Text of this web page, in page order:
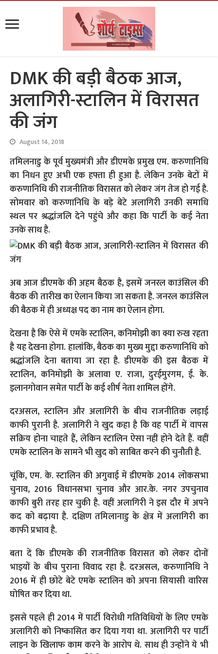
DMK की बड़ी बैठक आज,
अलागिरी-स्टालिन में विरासत
की जंग
August 14, 2018
तमिलनाडु के पूर्व मुख्यमंत्री और डीएमके प्रमुख एम. करुणानिधि
का निधन हुए अभी एक हफ्ता ही हुआ है. लेकिन उनके बेटों में
करुणानिधि की राजनीतिक विरासत को लेकर जंग तेज हो गई है.
सोमवार को करुणानिधि के बड़े बेटे अलागिरी उनकी समाधि
स्थल पर श्रद्धांजलि देने पहुंचे और कहा कि पार्टी के कई नेता
उनके साथ है.
अब आज डीएमके की अहम बैठक है, इसमें जनरल काउंसिल की
बैठक की तारीख का ऐलान किया जा सकता है. जनरल काउंसिल
की बैठक में ही अध्यक्ष पद का नाम का ऐलान होगा.
देखना है कि ऐसे में एमके स्टालिन, कनिमोझी का क्या रुख रहता
है यह देखना होगा. हालांकि, बैठक का मुख्य मुद्दा करुणानिधि को
श्रद्धांजलि देना बताया जा रहा है. डीएमके की इस बैठक में
स्टालिन, कनिमोझी के अलावा ए. राजा, दुरईमुरगम, ई. के.
इलानगोवान समेत पार्टी के कई शीर्ष नेता शामिल होंगे.
दरअसल, स्टालिन और अलागिरी के बीच राजनीतिक लड़ाई
काफी पुरानी है. अलागिरी ने खुद कहा है कि वह पार्टी में वापस
सक्रिय होना चाहते हैं, लेकिन स्टालिन ऐसा नहीं होने देते हैं. वहीं
एमके स्टालिन के सामने भी खुद को साबित करने की चुनौती है.
चूंकि, एम. के. स्टालिन की अगुवाई में डीएमके 2014 लोकसभा
चुनाव, 2016 विधानसभा चुनाव और आर.के. नगर उपचुनाव
काफी बुरी तरह हार चुकी है. वहीं अलागिरी ने इस दौर में अपने
कद को बढ़ाया है. दक्षिण तमिलानाडु के क्षेत्र में अलागिरी का
काफी प्रभाव है.
बता दें कि डीएमके की राजनीतिक विरासत को लेकर दोनों
भाइयों के बीच पुराना विवाद रहा है. दरअसल, करुणानिधि ने
2016 में ही छोटे बेटे एमके स्टालिन को अपना सियासी वारिस
घोषित कर दिया था.
इससे पहले ही 2014 में पार्टी विरोधी गतिविधियों के लिए एमके
अलागिरी को निष्कासित कर दिया गया था. अलागिरी पर पार्टी
लाइन के खिलाफ काम करने के आरोप थे. साथ ही उन्होंने ये भी